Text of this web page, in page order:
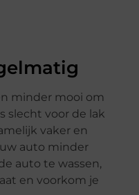
minder mooi om
slecht voor de lak
vaker en
auto minder
auto te wassen,
en voorkom je